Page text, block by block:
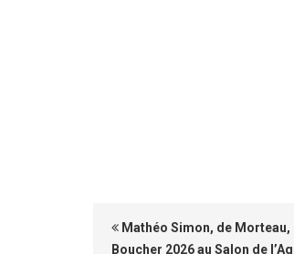
Mathéo Simon, de
Boucher 2026 au Salon de